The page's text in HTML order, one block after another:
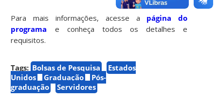
Para mais informações, acesse a página do
programa e conheça todos os detalhes e
requisitos.
Tags: Bolsas de Pesquisa
Estados
Unidos
Graduação
Pós-
graduação
Servidores